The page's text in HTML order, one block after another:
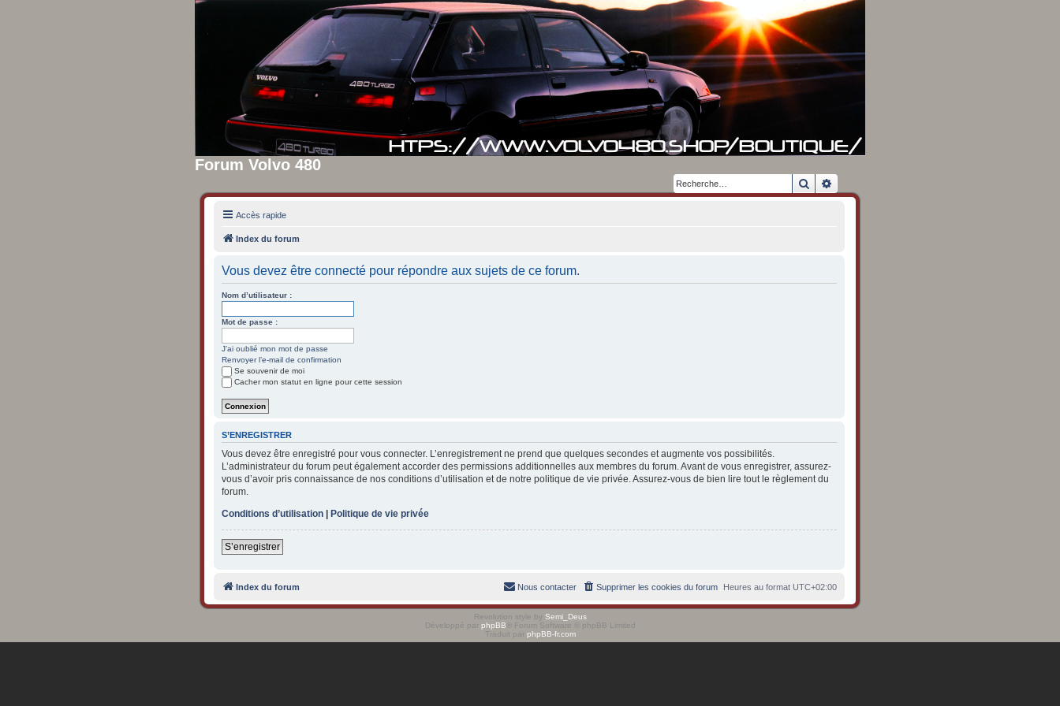
Forum Volvo 480
Rechercher
Accès rapide
Index du forum
Vous devez être connecté pour répondre aux sujets de ce forum.
Nom d’utilisateur :
Mot de passe :
J’ai oublié mon mot de passe
Renvoyer l’e-mail de confirmation
Se souvenir de moi
Cacher mon statut en ligne pour cette session
S’ENREGISTRER
Vous devez être enregistré pour vous connecter. L’enregistrement ne prend que quelques secondes et augmente vos possibilités.
L’administrateur du forum peut également accorder des permissions additionnelles aux membres du forum. Avant de vous enregistrer, assurez-
vous d’avoir pris connaissance de nos conditions d’utilisation et de notre politique de vie privée. Assurez-vous de bien lire tout le règlement du
forum.
Conditions d’utilisation | Politique de vie privée
S’enregistrer
Index du forum Heures au format UTC+02:00
Supprimer les cookies du forum
Nous contacter
Revolution style by Semi_Deus
Développé par phpBB ® Forum Software © phpBB Limited
Traduit par phpBB-fr.com